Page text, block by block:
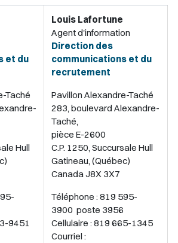
et du
Taché
Hull
9451
Louis Lafortune
Agent d'information
Direction des
communications et du
recrutement
Pavillon Alexandre-Taché
283, boulevard Alexandre-
Taché,
pièce E-2600
C.P. 1250, Succursale Hull
Gatineau, (Québec)
Canada J8X 3X7
Téléphone : 819 595-
3900 poste 3956
Cellulaire : 819 665-1345
Courriel :